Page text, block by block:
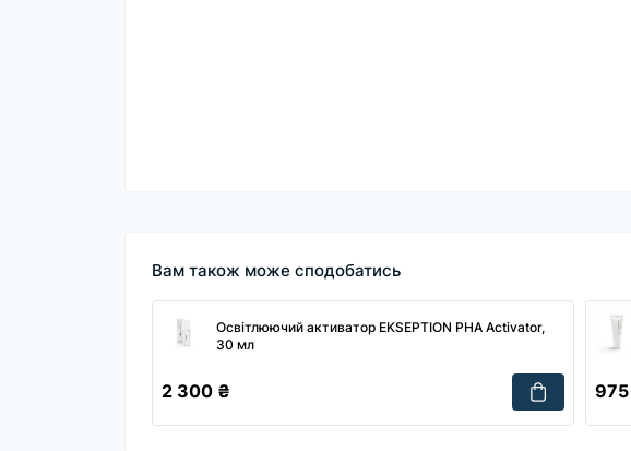
Вам також може сподобатись
Освітлюючий активатор EKSEPTION PHA Activator,
30 мл
2 300 ₴